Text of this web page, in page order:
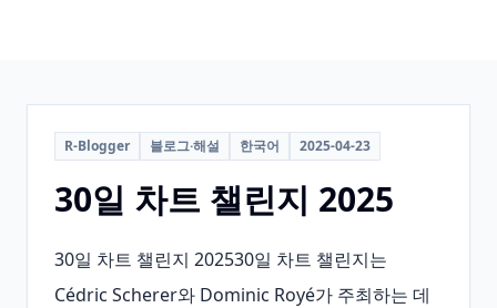
R-Blogger 블로그·해설 한국어 2025-04-23
30일 차트 챌린지 2025
30일 차트 챌린지 202530일 차트 챌린지는
Cédric Scherer와 Dominic Royé가 주최하는 데